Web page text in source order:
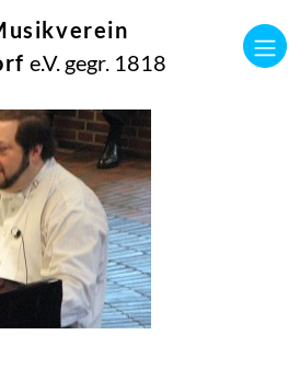
e.V. gegr. 1818